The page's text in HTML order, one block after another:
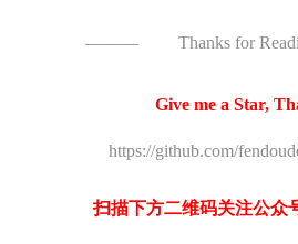
——— Thanks for
Give me a Star,
https://github.com/
扫描下方二维码关注公众